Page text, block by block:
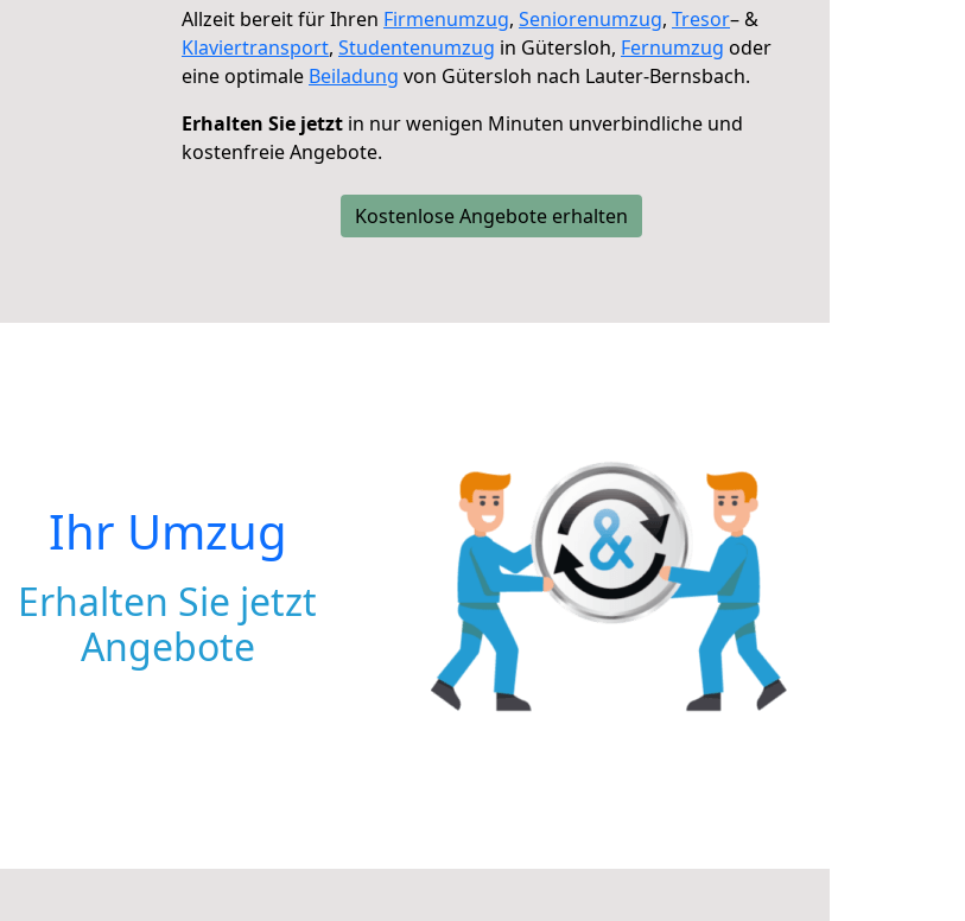
Allzeit bereit für Ihren Firmenumzug, Seniorenumzug, Tresor– &
Klaviertransport, Studentenumzug in Gütersloh, Fernumzug oder
eine optimale Beiladung von Gütersloh nach Lauter-Bernsbach.
Erhalten Sie jetzt in nur wenigen Minuten unverbindliche und
kostenfreie Angebote.
Kostenlose Angebote erhalten
Ihr Umzug
Erhalten Sie jetzt
Angebote